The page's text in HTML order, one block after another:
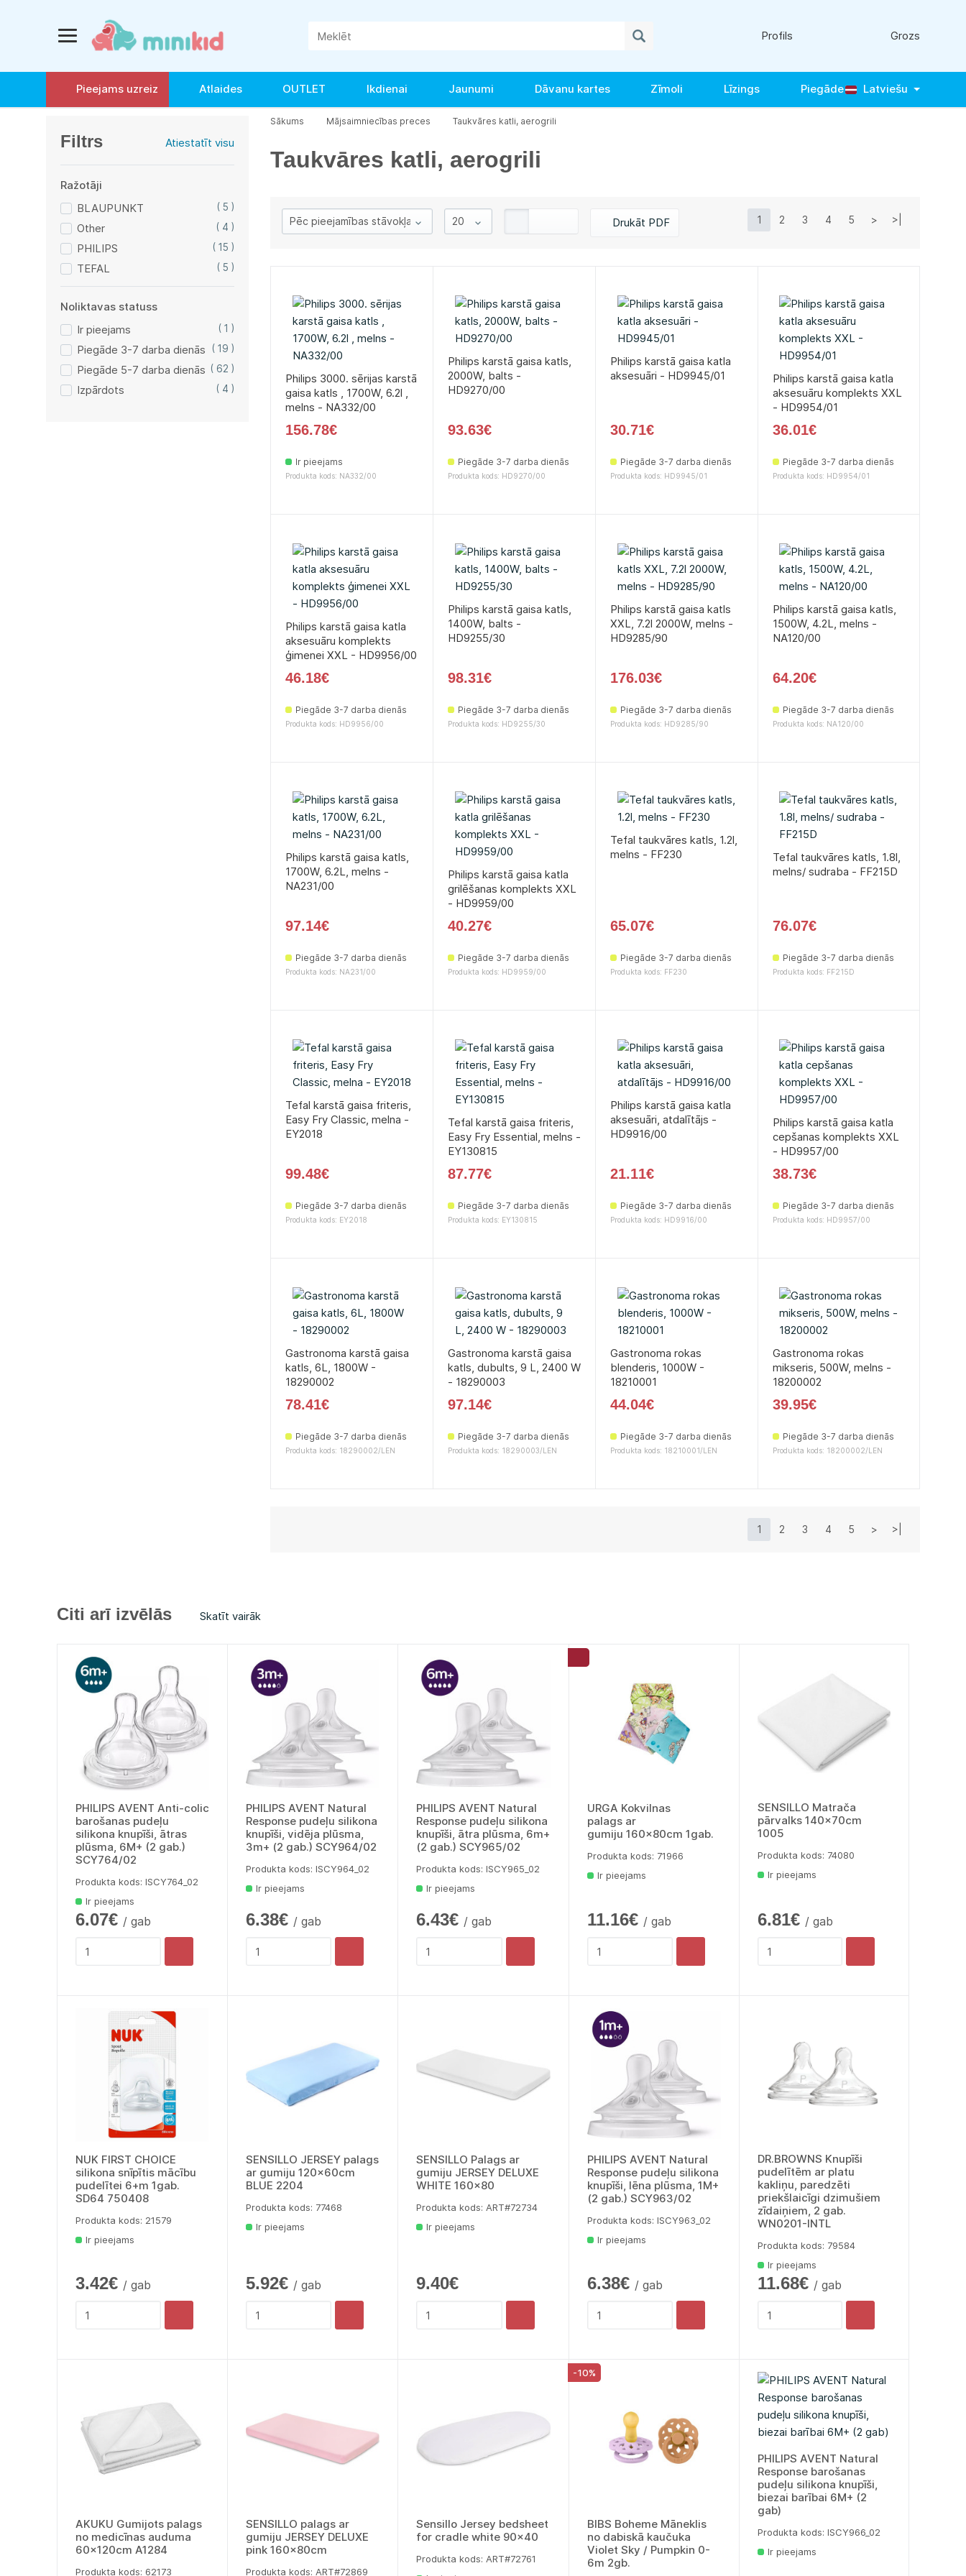
Profils Grozs
Pieejams uzreiz Atlaides OUTLET Ikdienai Jaunumi Dāvanu kartes Zīmoli Līzings Piegāde Latviešu
Filtrs Atiestatīt visu
Ražotāji
BLAUPUNKT
( 5 )
Other ( 4 )
PHILIPS ( 15 )
TEFAL ( 5 )
Noliktavas statuss
Ir pieejams
( 1 )
Piegāde 3-7 darba dienās ( 19 )
Piegāde 5-7 darba dienās ( 62 )
Izpārdots ( 4 )
Sākums Mājsaimniecības preces Taukvāres katli, aerogrili
Taukvāres katli, aerogrili
Drukāt PDF 1 2 3 4 5 > >|
Philips 3000. sērijas karstā
gaisa katls , 1700W, 6.2l ,
melns - NA332/00
156.78€
Ir pieejams
Produkta kods: NA332/00
Philips karstā gaisa katls,
2000W, balts -
HD9270/00
93.63€
Piegāde 3-7 darba dienās
Produkta kods: HD9270/00
Philips karstā gaisa katla
aksesuāri - HD9945/01
30.71€
Piegāde 3-7 darba dienās
Produkta kods: HD9945/01
Philips karstā gaisa katla
aksesuāru komplekts XXL
- HD9954/01
36.01€
Piegāde 3-7 darba dienās
Produkta kods: HD9954/01
Philips karstā gaisa katla
aksesuāru komplekts
ģimenei XXL - HD9956/00
46.18€
Piegāde 3-7 darba dienās
Produkta kods: HD9956/00
Philips karstā gaisa katls,
1400W, balts -
HD9255/30
98.31€
Piegāde 3-7 darba dienās
Produkta kods: HD9255/30
Philips karstā gaisa katls
XXL, 7.2l 2000W, melns -
HD9285/90
176.03€
Piegāde 3-7 darba dienās
Produkta kods: HD9285/90
Philips karstā gaisa katls,
1500W, 4.2L, melns -
NA120/00
64.20€
Piegāde 3-7 darba dienās
Produkta kods: NA120/00
Philips karstā gaisa katls,
1700W, 6.2L, melns -
NA231/00
97.14€
Piegāde 3-7 darba dienās
Produkta kods: NA231/00
Philips karstā gaisa katla
grilēšanas komplekts XXL
- HD9959/00
40.27€
Piegāde 3-7 darba dienās
Produkta kods: HD9959/00
Tefal taukvāres katls, 1.2l,
melns - FF230
65.07€
Piegāde 3-7 darba dienās
Produkta kods: FF230
Tefal taukvāres katls, 1.8l,
melns/ sudraba - FF215D
76.07€
Piegāde 3-7 darba dienās
Produkta kods: FF215D
Tefal karstā gaisa friteris,
Easy Fry Classic, melna -
EY2018
99.48€
Piegāde 3-7 darba dienās
Produkta kods: EY2018
Tefal karstā gaisa friteris,
Easy Fry Essential, melns -
EY130815
87.77€
Piegāde 3-7 darba dienās
Produkta kods: EY130815
Philips karstā gaisa katla
aksesuāri, atdalītājs -
HD9916/00
21.11€
Piegāde 3-7 darba dienās
Produkta kods: HD9916/00
Philips karstā gaisa katla
cepšanas komplekts XXL
- HD9957/00
38.73€
Piegāde 3-7 darba dienās
Produkta kods: HD9957/00
Gastronoma karstā gaisa
katls, 6L, 1800W -
18290002
78.41€
Piegāde 3-7 darba dienās
Produkta kods: 18290002/LEN
Gastronoma karstā gaisa
katls, dubults, 9 L, 2400 W
- 18290003
97.14€
Piegāde 3-7 darba dienās
Produkta kods: 18290003/LEN
Gastronoma rokas
blenderis, 1000W -
18210001
44.04€
Piegāde 3-7 darba dienās
Produkta kods: 18210001/LEN
Gastronoma rokas
mikseris, 500W, melns -
18200002
39.95€
Piegāde 3-7 darba dienās
Produkta kods: 18200002/LEN
1 2 3 4 5 > >|
Citi arī izvēlās Skatīt vairāk
PHILIPS AVENT Anti-colic
barošanas pudeļu
silikona knupīši, ātras
plūsma, 6M+ (2 gab.)
SCY764/02
Produkta kods: lSCY764_02
Ir pieejams
6.07€ / gab
PHILIPS AVENT Natural
Response pudeļu silikona
knupīši, vidēja plūsma,
3m+ (2 gab.) SCY964/02
Produkta kods: lSCY964_02
Ir pieejams
6.38€ / gab
PHILIPS AVENT Natural
Response pudeļu silikona
knupīši, ātra plūsma, 6m+
(2 gab.) SCY965/02
Produkta kods: lSCY965_02
Ir pieejams
6.43€ / gab
URGA Kokvilnas
palags ar
gumiju 160x80cm 1gab.
Produkta kods: 71966
Ir pieejams
11.16€ / gab
SENSILLO Matrača
pārvalks 140x70cm
1005
Produkta kods: 74080
Ir pieejams
6.81€ / gab
NUK FIRST CHOICE
silikona snīpītis mācību
pudelītei 6+m 1gab.
SD64 750408
Produkta kods: 21579
Ir pieejams
3.42€ / gab
SENSILLO JERSEY palags
ar gumiju 120x60cm
BLUE 2204
Produkta kods: 77468
Ir pieejams
5.92€ / gab
SENSILLO Palags ar
gumiju JERSEY DELUXE
WHITE 160x80
Produkta kods: ART#72734
Ir pieejams
9.40€
PHILIPS AVENT Natural
Response pudeļu silikona
knupīši, lēna plūsma, 1M+
(2 gab.) SCY963/02
Produkta kods: lSCY963_02
Ir pieejams
6.38€ / gab
DR.BROWNS Knupīši
pudelītēm ar platu
kakliņu, paredzēti
priekšlaicīgi dzimušiem
zīdaiņiem, 2 gab.
WN0201-INTL
Produkta kods: 79584
Ir pieejams
11.68€ / gab
AKUKU Gumijots palags
no medicīnas auduma
60x120cm A1284
Produkta kods: 62173
SENSILLO palags ar
gumiju JERSEY DELUXE
pink 160x80cm
Produkta kods: ART#72869
Sensillo Jersey bedsheet
for cradle white 90x40
Produkta kods: ART#72761
-10%
BIBS Boheme Māneklis
no dabiskā kaučuka
Violet Sky / Pumpkin 0-
6m 2gb.
PHILIPS AVENT Natural
Response barošanas
pudeļu silikona knupīši,
biezai barībai 6M+ (2
gab)
Produkta kods: lSCY966_02
Ir pieejams